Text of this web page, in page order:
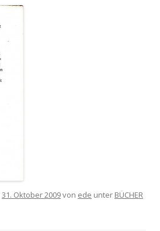
31. Oktober 2009von ede unter BÜCHER